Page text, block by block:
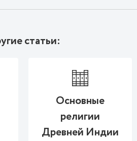
статьи:
Основные
религии
Древней Индии